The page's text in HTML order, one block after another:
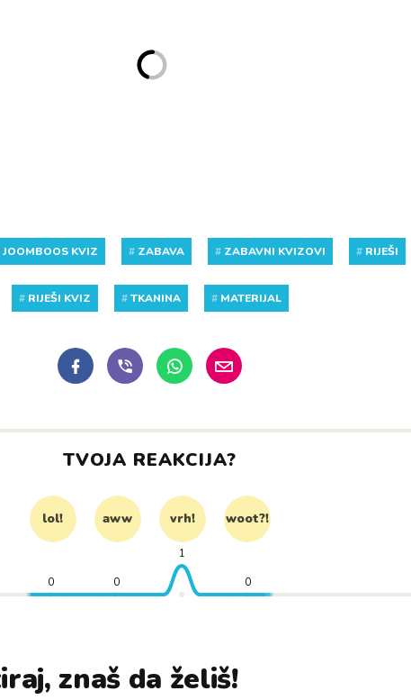
JOOMBOOS KVIZ # ZABAVA # ZABAVNI KVIZOVI # RIJEŠI
# RIJEŠI KVIZ #TKANINA # MATERIJAL
TVOJA REAKCIJA?
lol! aww vrh! woot?!
0 0
1
0
znaš da želiš!